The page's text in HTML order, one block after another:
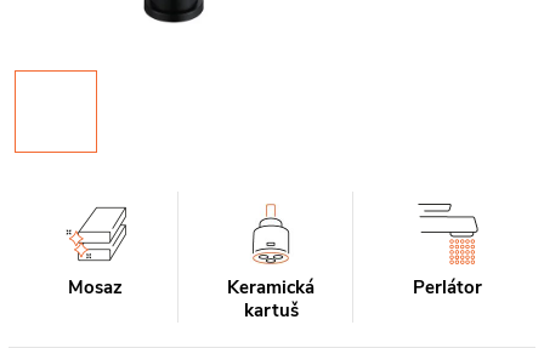
Mosaz
Keramická
kartuš
Perlátor